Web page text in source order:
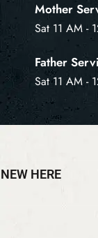
Mother
Sat 11 AM -
Father
Sat 11 AM -
NEW HERE